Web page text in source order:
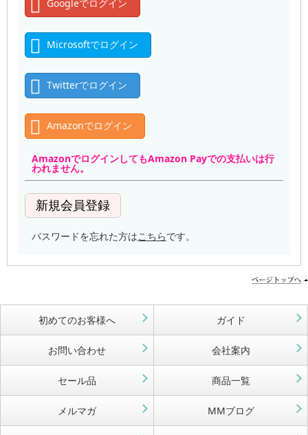
Googleでログイン
Microsoftでログイン
Twitterでログイン
Amazonでログイン
AmazonでログインしてもAmazon Payでの支払いは行
われません。
パスワードを忘れた方はこちらです。
初めてのお客様へ ガイド
お問い合わせ 会社案内
セール品 商品一覧
メルマガ MMブログ